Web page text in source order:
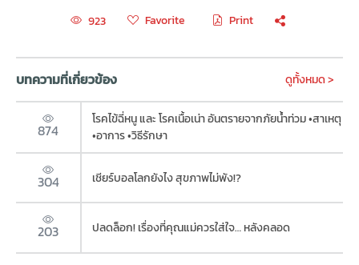
923 Favorite Print
บทความที่เกี่ยวข้อง ดูทั้งหมด >
874
โรคไข้ฉี่หนู และ โรคเนื้อเน่า อันตรายจากภัยน้ำท่วม •สาเหตุ
•อาการ •วิธีรักษา
304 เชียร์บอลโลกยังไง สุขภาพไม่พัง!?
203 ปลดล็อก! เรื่องที่คุณแม่ควรใส่ใจ… หลังคลอด